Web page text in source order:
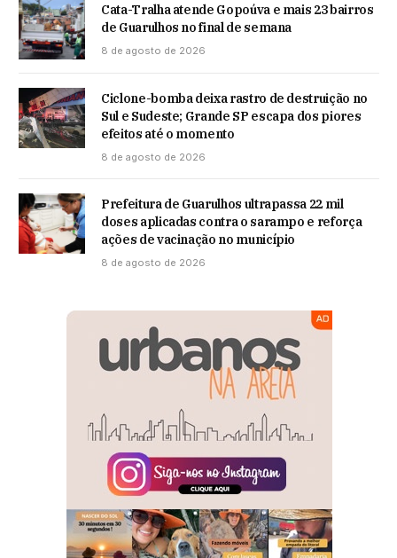
Cata-Tralha atende Gopoúva e mais 23 bairros
de Guarulhos no final de semana
8 de agosto de 2026
Ciclone-bomba deixa rastro de destruição no
Sul e Sudeste; Grande SP escapa dos piores
efeitos até o momento
8 de agosto de 2026
Prefeitura de Guarulhos ultrapassa 22 mil
doses aplicadas contra o sarampo e reforça
ações de vacinação no município
8 de agosto de 2026